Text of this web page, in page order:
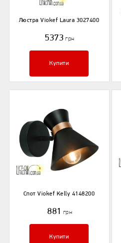
Люстра Viokef Laura 3027400
5373 грн
Купити
Спот Viokef Kelly 4148200
881 грн
Купити